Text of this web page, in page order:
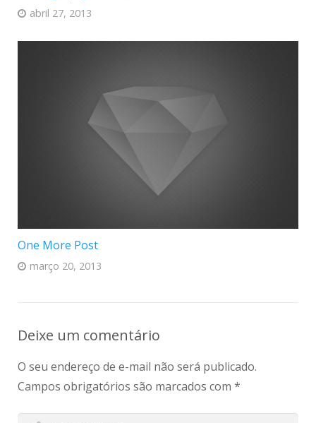
abril 27, 2013
One More Post
março 20, 2013
Deixe um comentário
O seu endereço de e-mail não será publicado.
Campos obrigatórios são marcados com *